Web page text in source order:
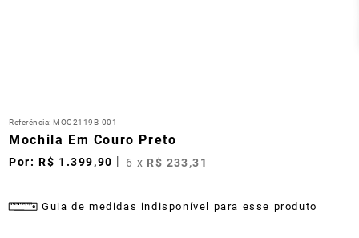
Referência:MOC2119B-001
Mochila Em Couro Preto
R$ 1 .399,90 6 x R$ 233,31
Guia de medidas indisponível para esse produto